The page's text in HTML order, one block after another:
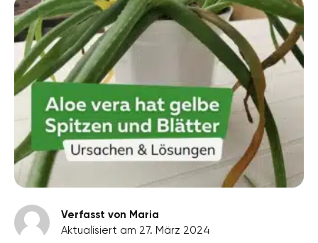
Verfasst von Maria
Aktualisiert am 27. März 2024